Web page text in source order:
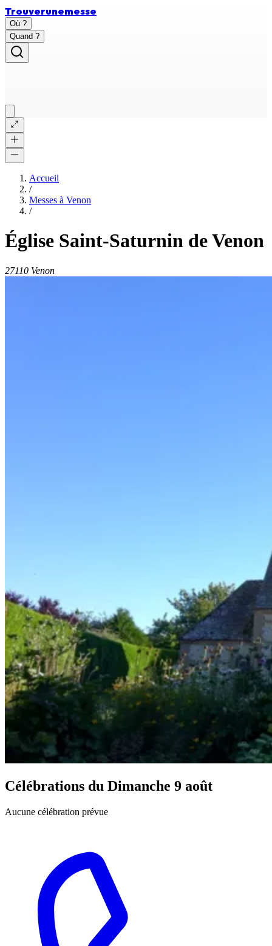
Trouverunemesse
Où ?
Quand ?
Accueil
/
Messes à Venon
/
Église Saint-Saturnin de Venon
27110 Venon
Célébrations du Dimanche 9 août
Aucune célébration prévue